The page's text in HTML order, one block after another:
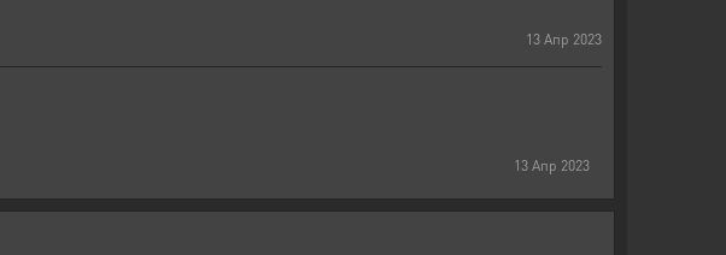
13 Апр 2023
13 Апр 2023